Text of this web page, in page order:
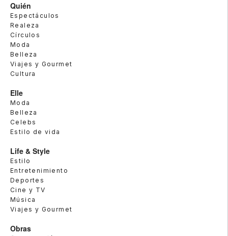
Quién
Espectáculos
Realeza
Círculos
Moda
Belleza
Viajes y Gourmet
Cultura
Elle
Moda
Belleza
Celebs
Estilo de vida
Life & Style
Estilo
Entretenimiento
Deportes
Cine y TV
Música
Viajes y Gourmet
Obras